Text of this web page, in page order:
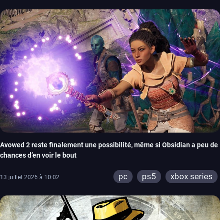
Avowed 2 reste finalement une possibilité, même si Obsidian a peu de
chances d’en voir le bout
13 juillet 2026 à 10:02 pc ps5 xbox series